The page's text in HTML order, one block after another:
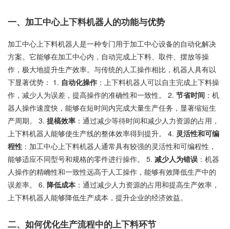
一、加工中心上下料机器人的功能与优势
加工中心上下料机器人是一种专门用于加工中心设备的自动化解决
方案。它能够在加工中心内，自动完成上下料、取件、摆放等操
作，极大地提升生产效率。与传统的人工操作相比，机器人具有以
下显著优势： 1. 自动化操作 ：上下料机器人可以自主完成上下料操
作，减少人为误差，提高操作的准确性和一致性。 2. 节省时间 ：机
器人操作速度快，能够在短时间内完成大量生产任务，显著缩短生
产周期。 3. 提槁效率 ：通过减少等待时间和减少人力资源的占用，
上下料机器人能够使生产线的整体效率得到提升。 4. 灵活性和可编
程性 ：加工中心上下料机器人通常具有较强的灵活性和可编程性，
能够适应不同型号和规格的零件进行操作。 5. 减少人为错误 ：机器
人操作的精崅性和一致性远高于人工操作，能够有效降低生产中的
误差率。 6. 降低成本 ：通过减少人力资源的占用和提高生产效率，
上下料机器人能够降低生产成本，提升企业的经济效益。
二、如何优化生产流程中的上下料环节